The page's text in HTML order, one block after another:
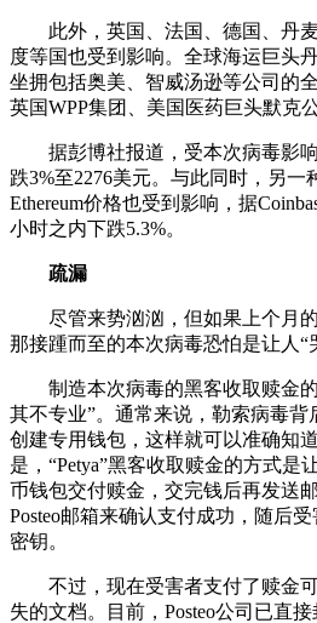
此外，英国、法国、德国、丹麦
度等国也受到影响。全球海运巨头
坐拥包括奥美、智威汤逊等公司的
英国WPP集团、美国医药巨头默克
据彭博社报道，受本次病毒影响
跌3%至2276美元。与此同时，另一
Ethereum价格也受到影响，据
小时之内下跌5.3%。
疏漏
尽管来势汹汹，但如果上个月的
那接踵而至的本次病毒恐怕是让人“
制造本次病毒的黑客收取赎金的
其不专业”。通常来说，勒索病毒
创建专用钱包，这样就可以准确知
是，“Petya”黑客收取赎金的方式是
币钱包交付赎金，交完钱后再发送
Posteo邮箱来确认支付成功，随后
密钥。
不过，现在受害者支付了赎金可
失的文档。目前，Posteo公司已直